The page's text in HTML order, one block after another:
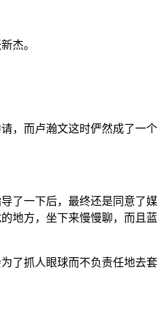
杰。
，而卢瀚文这时俨然成了一个
了一下后，最终还是同意了媒
地方，坐下来慢慢聊，而且蓝
了抓人眼球而不负责任地去套